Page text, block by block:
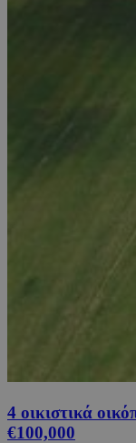
4 οικιστικά
€100,000